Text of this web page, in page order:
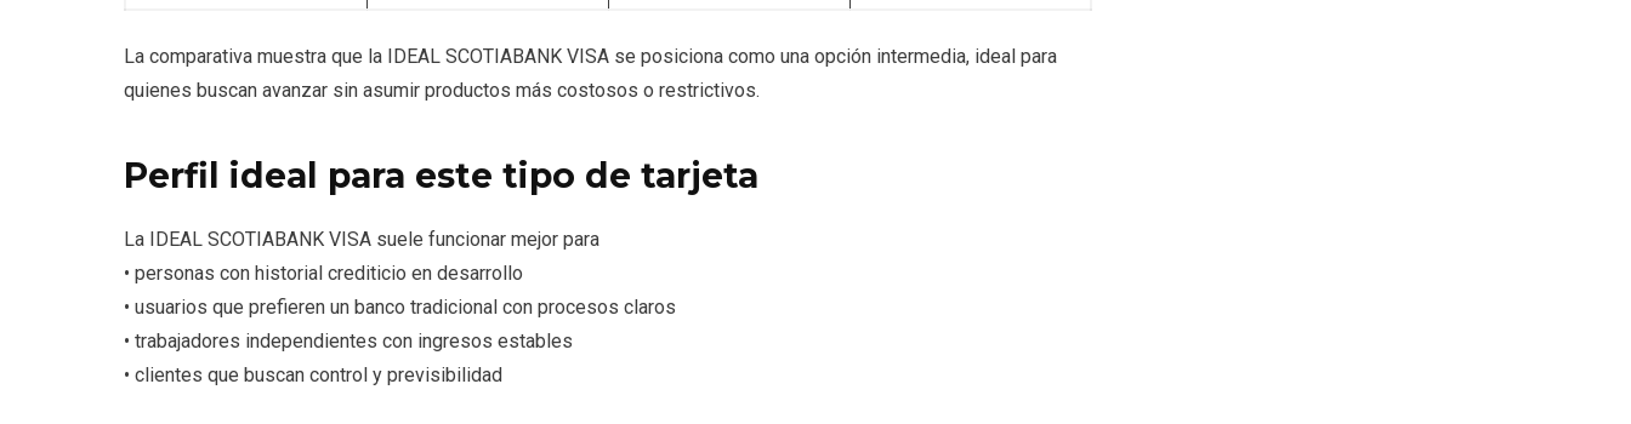
La comparativa muestra que la IDEAL SCOTIABANK VISA se posiciona como una opción intermedia, ideal para
quienes buscan avanzar sin asumir productos más costosos o restrictivos.
Perfil ideal para este tipo de tarjeta
La IDEAL SCOTIABANK VISA suele funcionar mejor para
• personas con historial crediticio en desarrollo
• usuarios que prefieren un banco tradicional con procesos claros
• trabajadores independientes con ingresos estables
• clientes que buscan control y previsibilidad